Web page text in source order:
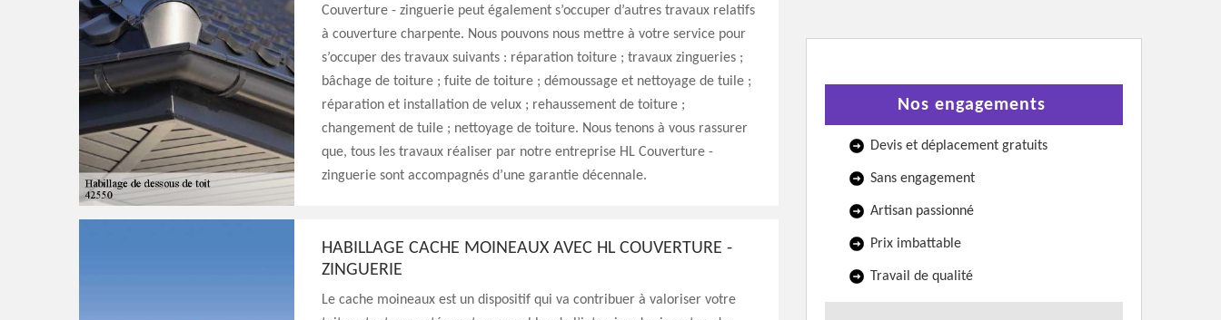
Couverture - zinguerie peut également s’occuper d’autres travaux relatifs
à couverture charpente. Nous pouvons nous mettre à votre service pour
s’occuper des travaux suivants : réparation toiture ; travaux zingueries ;
bâchage de toiture ; fuite de toiture ; démoussage et nettoyage de tuile ;
réparation et installation de velux ; rehaussement de toiture ;
changement de tuile ; nettoyage de toiture. Nous tenons à vous rassurer
que, tous les travaux réaliser par notre entreprise HL Couverture -
zinguerie sont accompagnés d’une garantie décennale.
HABILLAGE CACHE MOINEAUX AVEC HL COUVERTURE -
ZINGUERIE
Le cache moineaux est un dispositif qui va contribuer à valoriser votre
Nos engagements
Devis et déplacement gratuits
Sans engagement
Artisan passionné
Prix imbattable
Travail de qualité